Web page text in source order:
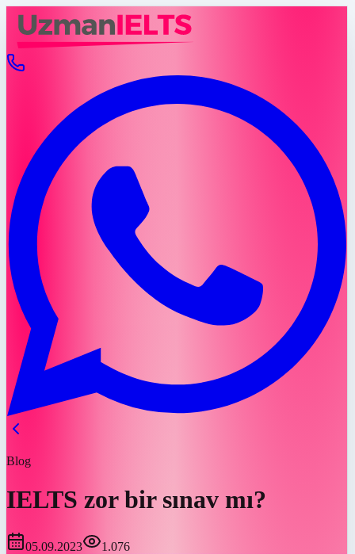
Blog
IELTS zor bir sınav mı?
05.09.2023 1.076